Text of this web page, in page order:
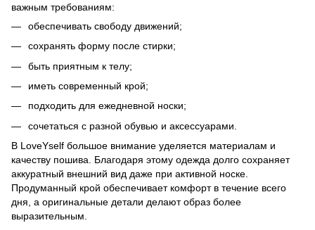
важным требованиям:
обеспечивать свободу движений;
сохранять форму после стирки;
быть приятным к телу;
иметь современный крой;
подходить для ежедневной носки;
сочетаться с разной обувью и аксессуарами.
В LoveYself большое внимание уделяется материалам и
качеству пошива. Благодаря этому одежда долго сохраняет
аккуратный внешний вид даже при активной носке.
Продуманный крой обеспечивает комфорт в течение всего
дня, а оригинальные детали делают образ более
выразительным.